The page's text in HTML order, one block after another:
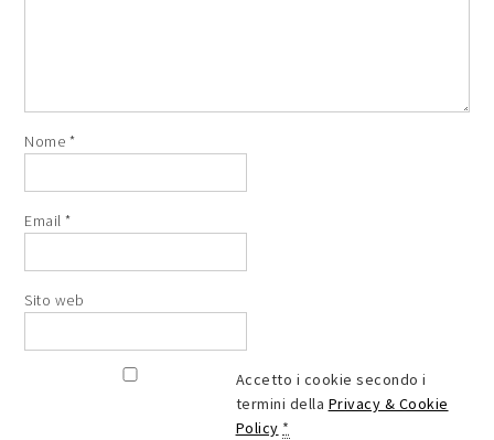
Nome *
Email*
Sito web
Accetto i cookie secondo i
termini della Privacy & Cookie
Policy *